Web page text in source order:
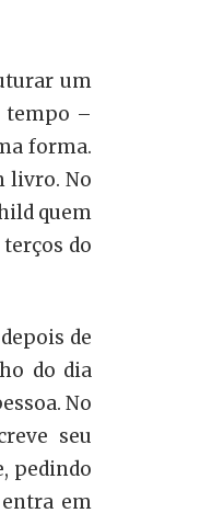
um
tempo –
forma.
livro. No
quem
do
de
do dia
No
seu
pedindo
em